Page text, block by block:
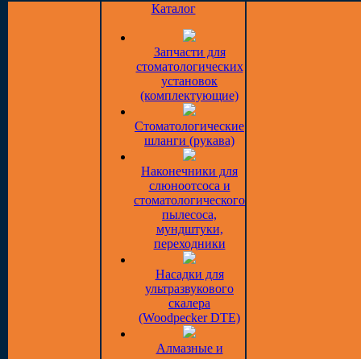
Каталог
Запчасти для
стоматологических
установок
(комплектующие)
Стоматологические
шланги (рукава)
Наконечники для
слюноотсоса и
стоматологического
пылесоса,
мундштуки,
переходники
Насадки для
ультразвукового
скалера
(Woodpecker DTE)
Алмазные и